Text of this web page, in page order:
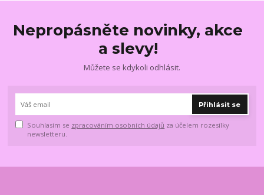
Nepropásněte novinky, akce
a slevy!
Můžete se kdykoli odhlásit.
Přihlásit se
Souhlasím se zpracováním osobních údajů za účelem rozesílky
newsletteru.